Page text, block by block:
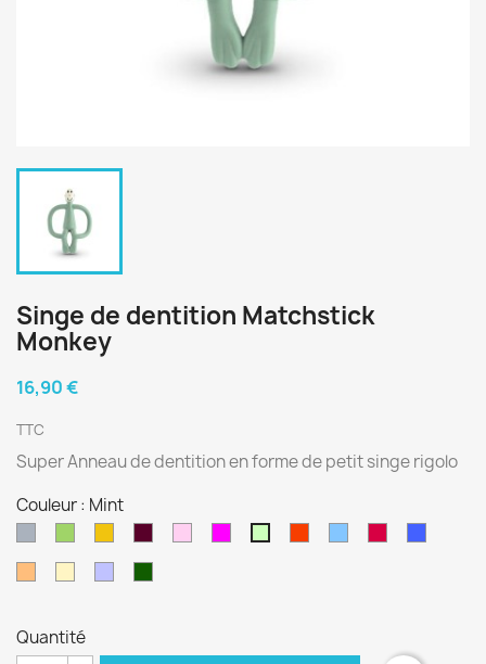
Singe de dentition Matchstick
Monkey
16,90 €
TTC
Super Anneau de dentition en forme de petit singe rigolo
Couleur : Mint
Quantité